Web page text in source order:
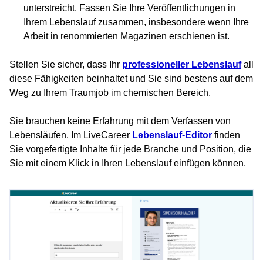
unterstreicht. Fassen Sie Ihre Veröffentlichungen in
Ihrem Lebenslauf zusammen, insbesondere wenn Ihre
Arbeit in renommierten Magazinen erschienen ist.
Stellen Sie sicher, dass Ihr professioneller Lebenslaufall
diese Fähigkeiten beinhaltet und Sie sind bestens auf dem
Weg zu Ihrem Traumjob im chemischen Bereich.
Sie brauchen keine Erfahrung mit dem Verfassen von
Lebensläufen. Im LiveCareer Lebenslauf-Editor finden
Sie vorgefertigte Inhalte für jede Branche und Position, die
Sie mit einem Klick in Ihren Lebenslauf einfügen können.